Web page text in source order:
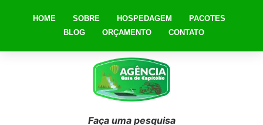
HOME SOBRE HOSPEDAGEM
PACOTES
BLOG
ORÇAMENTO CONTATO
Faça uma pesquisa